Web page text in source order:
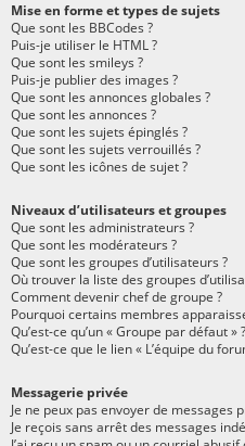
Mise en forme et types de sujets
Que sont les BBCodes ?
Puis-je utiliser le HTML ?
Que sont les smileys ?
Puis-je publier des images ?
Que sont les annonces globales ?
Que sont les annonces ?
Que sont les sujets épinglés ?
Que sont les sujets verrouillés ?
Que sont les icônes de sujet ?
Niveaux d’utilisateurs et groupes
Que sont les administrateurs ?
Que sont les modérateurs ?
Que sont les groupes d’utilisateurs ?
Où trouver la liste des groupes
Comment devenir chef de groupe ?
Pourquoi certains membres
Qu’est-ce qu’un « Groupe par défaut » ?
Qu’est-ce que le lien « L’équipe du
Messagerie privée
Je ne peux pas envoyer de messages
Je reçois sans arrêt des messages